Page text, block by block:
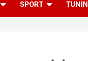
SPORT